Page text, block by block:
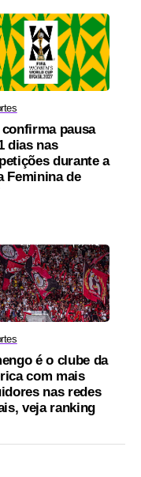
confirma pausa
dias nas
durante a
Feminina de
é o clube da
com mais
nas redes
veja ranking